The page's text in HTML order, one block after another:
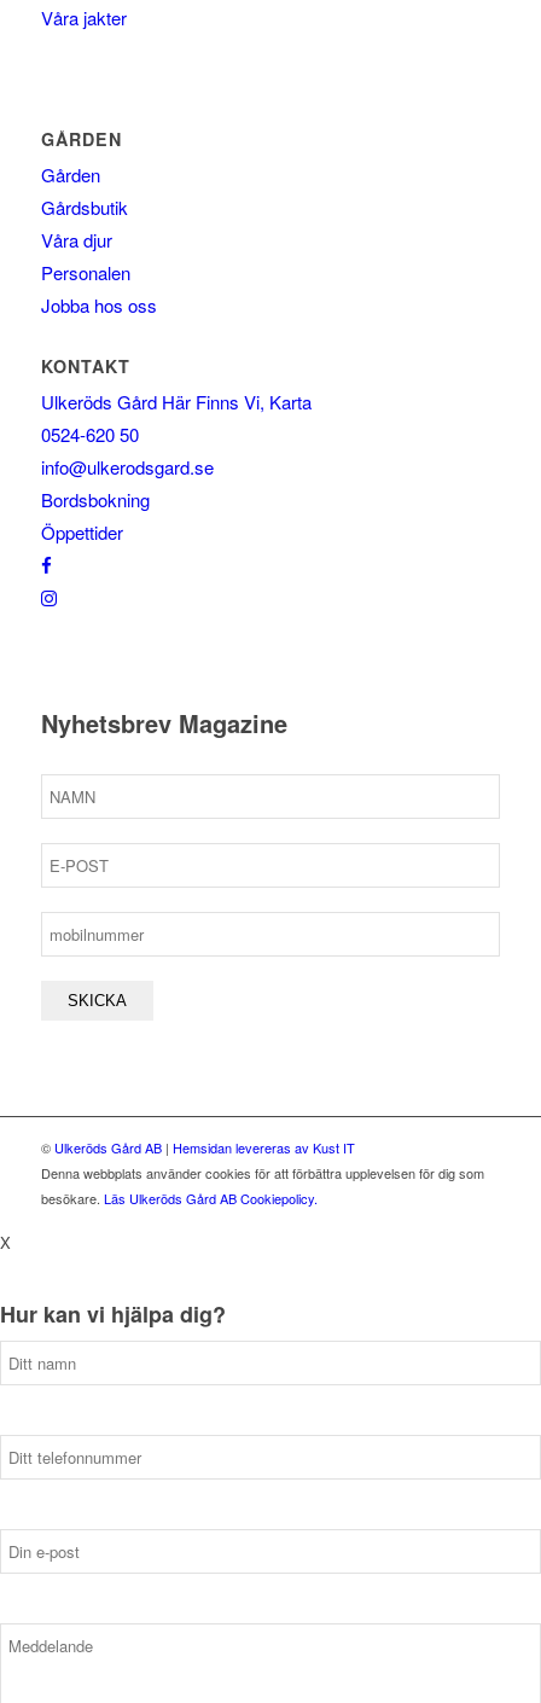
Våra jakter
GÅRDEN
Gården
Gårdsbutik
Våra djur
Personalen
Jobba hos oss
KONTAKT
Ulkeröds Gård Här Finns Vi, Karta
0524-620 50
info@ulkerodsgard.se
Bordsbokning
Öppettider
Nyhetsbrev Magazine
© Ulkeröds Gård AB| Hemsidan levereras av Kust IT
Denna webbplats använder cookies för att förbättra upplevelsen för dig som
besökare. Läs Ulkeröds Gård AB Cookiepolicy.
X
Hur kan vi hjälpa dig?